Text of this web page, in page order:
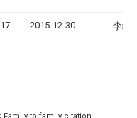
2015-12-30 李红